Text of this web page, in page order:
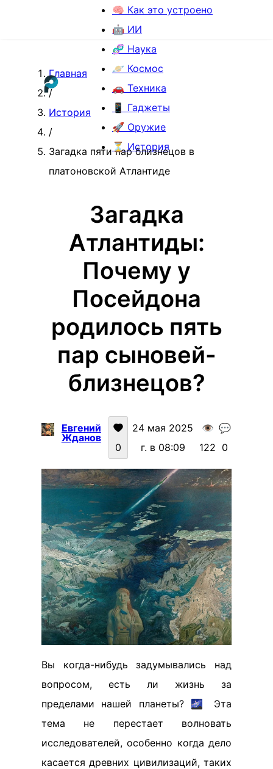
🧠 Как это устроено
🤖 ИИ
🧬 Наука
🪐 Космос
🚗 Техника
📱 Гаджеты
🚀 Оружие
⏳ История
Главная
/
История
/
Загадка пяти пар близнецов в
платоновской Атлантиде
Загадка
Атлантиды:
Почему у
Посейдона
родилось пять
пар сыновей-
близнецов?
Евгений
Жданов
0
24 мая 2025
г. в 08:09
👁️
122
💬
0
Вы когда-нибудь задумывались над
вопросом, есть ли жизнь за
пределами нашей планеты? 🌌 Эта
тема не перестает волновать
исследователей, особенно когда дело
касается древних цивилизаций, таких